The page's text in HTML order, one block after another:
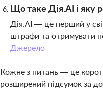
Що таке Дія.AI і яку
Дія.AI — це перший у
штрафи та отримувати
Джерело
Кожне з питань — це
розширений підсумок за